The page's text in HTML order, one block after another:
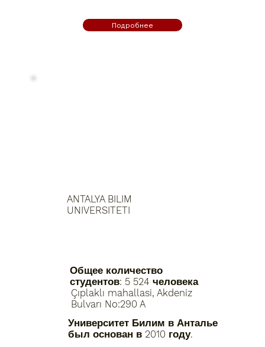
Подробнее
Общее количество
студентов: 5 524 человека
Университет Билим в Анталье
был основан в 2010 году.
Çıplaklı mahallasi, Akdeniz
Bulvarı No:290 A
ANTALYA BILIM
UNIVERSITETI